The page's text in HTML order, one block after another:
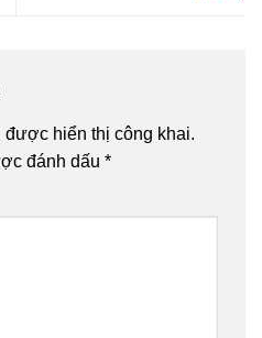
được hiển thị công khai.
đánh dấu *